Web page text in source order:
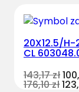
20X12.5/
CL
143,17zł
176,10zł